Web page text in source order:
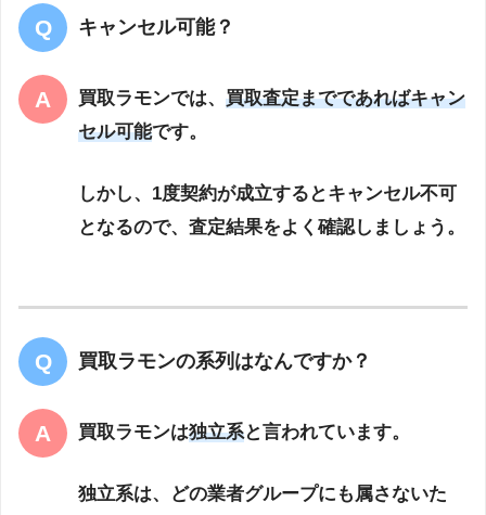
キャンセル可能？
買取ラモンでは、 買取査定までであればキャン
セル可能です。
しかし、1度契約が成立するとキャンセル不可
となるので、査定結果をよく確認しましょう。
買取ラモンの系列はなんですか？
買取ラモンは独立系と言われています。
独立系は、どの業者グループにも属さないた